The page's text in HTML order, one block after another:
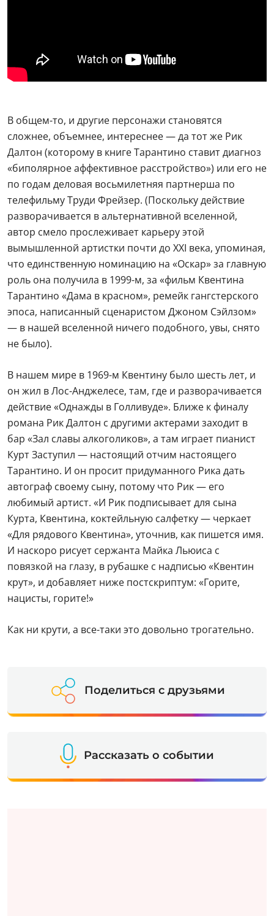
В общем-то, и другие персонажи становятся
сложнее, объемнее, интереснее — да тот же Рик
Далтон (которому в книге Тарантино ставит диагноз
«биполярное аффективное расстройство») или его не
по годам деловая восьмилетняя партнерша по
телефильму Труди Фрейзер. (Поскольку действие
разворачивается в альтернативной вселенной,
автор смело прослеживает карьеру этой
вымышленной артистки почти до XXI века, упоминая,
что единственную номинацию на «Оскар» за главную
роль она получила в 1999-м, за «фильм Квентина
Тарантино «Дама в красном», ремейк гангстерского
эпоса, написанный сценаристом Джоном Сэйлзом»
— в нашей вселенной ничего подобного, увы, снято
не было).
В нашем мире в 1969-м Квентину было шесть лет, и
он жил в Лос-Анджелесе, там, где и разворачивается
действие «Однажды в Голливуде». Ближе к финалу
романа Рик Далтон с другими актерами заходит в
бар «Зал славы алкоголиков», а там играет пианист
Курт Заступил — настоящий отчим настоящего
Тарантино. И он просит придуманного Рика дать
автограф своему сыну, потому что Рик — его
любимый артист. «И Рик подписывает для сына
Курта, Квентина, коктейльную салфетку — черкает
«Для рядового Квентина», уточнив, как пишется имя.
И наскоро рисует сержанта Майка Льюиса с
повязкой на глазу, в рубашке с надписью «Квентин
крут», и добавляет ниже постскриптум: «Горите,
нацисты, горите!»
Как ни крути, а все-таки это довольно трогательно.
Поделиться с друзьями
Рассказать о событии